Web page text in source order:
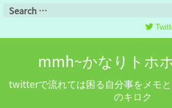
mmh~かなりトホ
twitterで流れては困る自分事をメモ
のキロク